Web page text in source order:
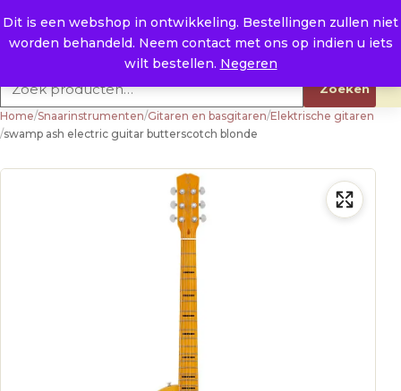
Dit is een webshop in ontwikkeling. Bestellingen zullen niet
worden behandeld. Neem contact met ons op indien u iets
wilt bestellen. Negeren
E. info@raysland.nl
Productcategorieën
Zoeken
Home/Snaarinstrumenten/Gitaren en basgitaren/Elektrische gitaren
/swamp ash electric guitar butterscotch blonde